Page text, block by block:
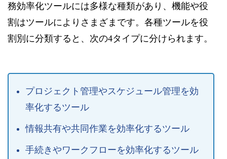
務効率化ツールには多様な種類があり、機能や役
割はツールによりさまざまです。各種ツールを役
割別に分類すると、次の4タイプに分けられます。
プロジェクト管理やスケジュール管理を効
率化するツール
情報共有や共同作業を効率化するツール
手続きやワークフローを効率化するツール